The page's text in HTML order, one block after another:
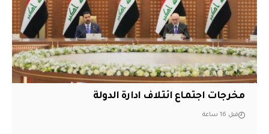
مخرجات اجتماع ائتلاف ادارة الدولة
قبل 16 ساعة